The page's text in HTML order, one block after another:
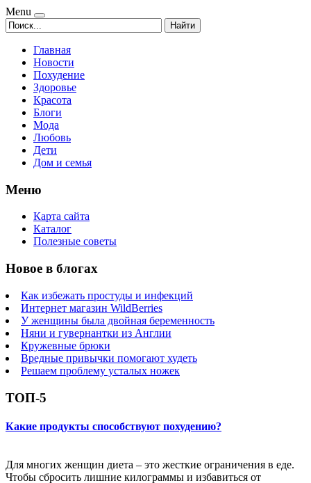
Menu
Найти
Главная
Новости
Похудение
Здоровье
Красота
Блоги
Мода
Любовь
Дети
Дом и семья
Меню
Карта сайта
Каталог
Полезные советы
Новое в блогах
Как избежать простуды и инфекций
Интернет магазин WildBerries
У женщины была двойная беременность
Няни и гувернантки из Англии
Кружевные брюки
Вредные привычки помогают худеть
Решаем проблему усталых ножек
ТОП-5
Какие продукты способствуют похудению?
Для многих женщин диета – это жесткие ограничения в еде.
Чтобы сбросить лишние килограммы и избавиться от